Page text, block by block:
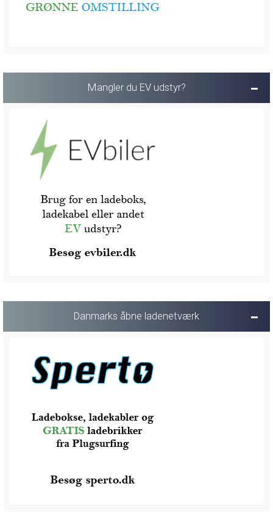
Mangler du EV udstyr?
Danmarks åbne ladenetværk